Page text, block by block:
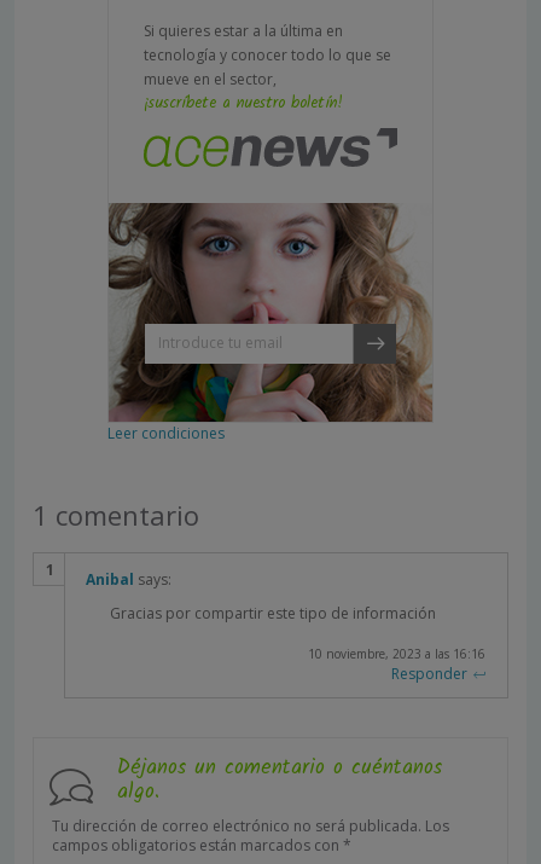
Si quieres estar a la última en
tecnología y conocer todo lo que se
mueve en el sector,
¡suscríbete a nuestro boletín!
Leer condiciones
1 comentario
Anibal says:
10 noviembre, 2023 a las 16:16
Gracias por compartir este tipo de información
Responder
Déjanos un comentario o cuéntanos
algo.
Tu dirección de correo electrónico no será publicada. Los
campos obligatorios están marcados con *